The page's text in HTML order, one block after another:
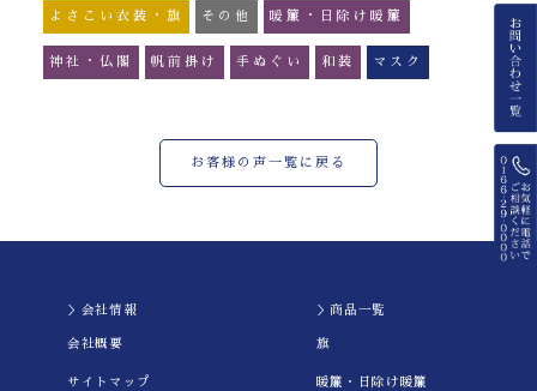
よさこい衣装・旗 その他 暖簾・日除け暖簾
神社・仏閣 帆前掛け 手ぬぐい 和装 マスク
お客様の声一覧に戻る
＞会社情報
会社概要
サイトマップ
＞商品一覧
旗
暖簾・日除け暖簾